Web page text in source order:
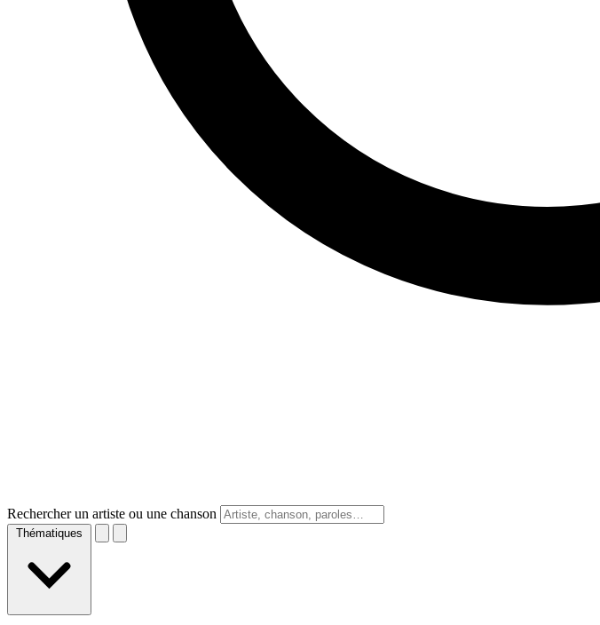
Rechercher un artiste ou une chanson
Thématiques